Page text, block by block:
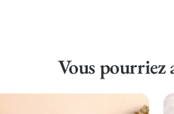
Vous pourriez